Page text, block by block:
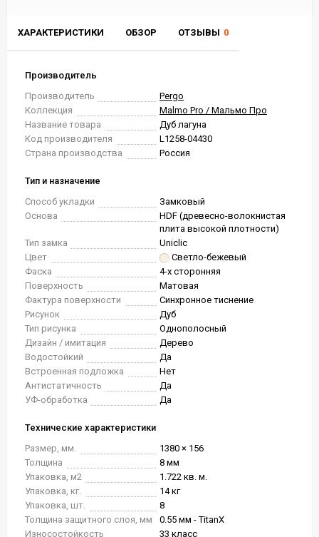
ХАРАКТЕРИСТИКИ ОБЗОР ОТЗЫВЫ 0
Производитель
Производитель
Pergo
Коллекция
Malmo Pro / Мальмо Про
Название товара
Дуб лагуна
Код производителя
L1258-04430
Страна производства
Россия
Тип и назначение
Способ укладки
Замковый
Основа
HDF (древесно-волокнистая
плита высокой плотности)
Тип замка
Uniclic
Цвет
Светло-бежевый
Фаска
4-х сторонняя
Поверхность
Матовая
Фактура поверхности
Синхронное тиснение
Рисунок
Дуб
Тип рисунка
Однополосный
Дизайн / имитация
Дерево
Водостойкий
Да
Встроенная подложка
Нет
Антистатичность
Да
УФ-обработка
Да
Технические характеристики
Размер, мм.
1380 × 156
Толщина
8 мм
Упаковка, м2
1.722 кв. м.
Упаковка, кг.
14 кг
Упаковка, шт.
8
Толщина защитного слоя, мм
0.55 мм - TitanX
Износостойкость
33 класс